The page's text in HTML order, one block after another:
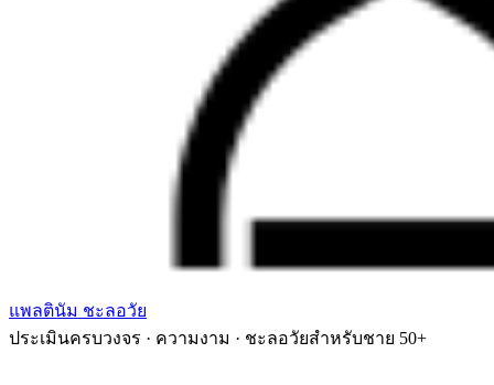
แพลตินัม ชะลอวัย
ประเมินครบวงจร · ความงาม · ชะลอวัยสำหรับชาย 50+